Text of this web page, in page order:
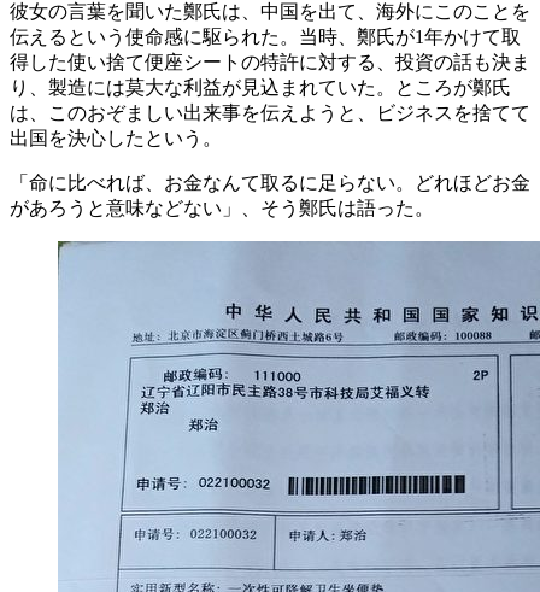
彼女の言葉を聞いた鄭氏は、中国を出て、海外にこのことを
伝えるという使命感に駆られた。当時、鄭氏が1年かけて取
得した使い捨て便座シートの特許に対する、投資の話も決ま
り、製造には莫大な利益が見込まれていた。ところが鄭氏
は、このおぞましい出来事を伝えようと、ビジネスを捨てて
出国を決心したという。
「命に比べれば、お金なんて取るに足らない。どれほどお金
があろうと意味などない」、そう鄭氏は語った。